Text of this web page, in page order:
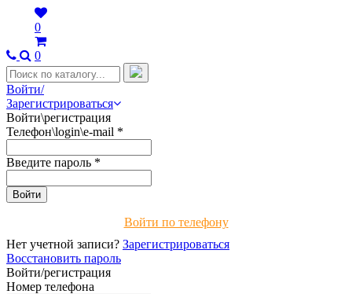
0
0
Войти/
Зарегистрироваться
Войти\регистрация
Телефон\login\e-mail *
Введите пароль *
Войти по телефону
Нет учетной записи? Зарегистрироваться
Восстановить пароль
Войти/регистрация
Номер телефона